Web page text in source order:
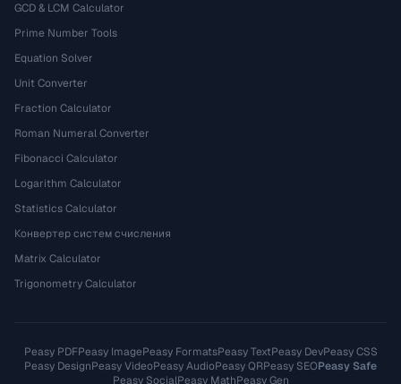
GCD & LCM Calculator
Prime Number Tools
Equation Solver
Unit Converter
Fraction Calculator
Roman Numeral Converter
Fibonacci Calculator
Logarithm Calculator
Statistics Calculator
Конвертер систем счисления
Matrix Calculator
Trigonometry Calculator
Peasy PDFPeasy ImagePeasy FormatsPeasy TextPeasy DevPeasy CSS
Peasy DesignPeasy VideoPeasy AudioPeasy QRPeasy SEOPeasy Safe
Peasy SocialPeasy MathPeasy Gen